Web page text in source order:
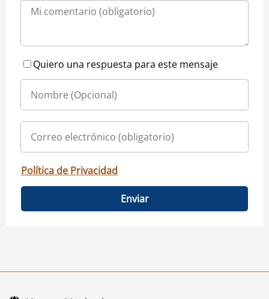
Quiero una respuesta para este mensaje
Política de Privacidad
Enviar